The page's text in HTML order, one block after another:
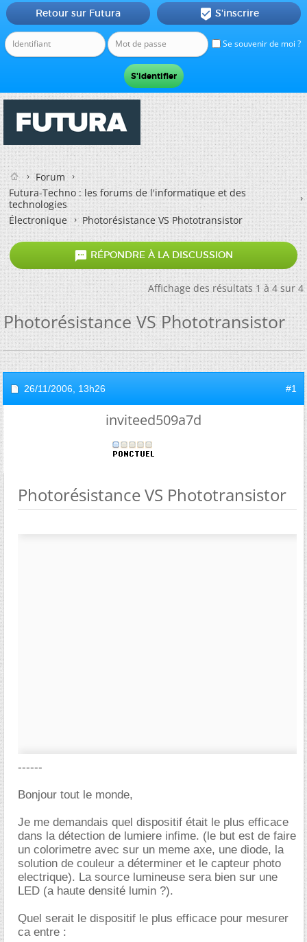
Se souvenir de moi ?
Retour sur Futura  S'inscrire
Forum
Futura-Techno : les forums de l'informatique et des
technologies
Électronique
Photorésistance VS Phototransistor
 RÉPONDRE À LA DISCUSSION
Affichage des résultats 1 à 4 sur 4
Photorésistance VS Phototransistor
26/11/2006, 13h26 #1
inviteed509a7d
Photorésistance VS Phototransistor
------
Bonjour tout le monde,
Je me demandais quel dispositif était le plus efficace
dans la détection de lumiere infime. (le but est de faire
un colorimetre avec sur un meme axe, une diode, la
solution de couleur a déterminer et le capteur photo
electrique). La source lumineuse sera bien sur une
LED (a haute densité lumin ?).
Quel serait le dispositif le plus efficace pour mesurer
ca entre :